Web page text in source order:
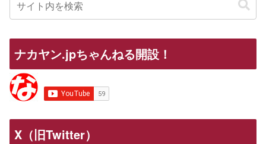
ナカヤン.jpちゃんねる開設！
X（旧Twitter）